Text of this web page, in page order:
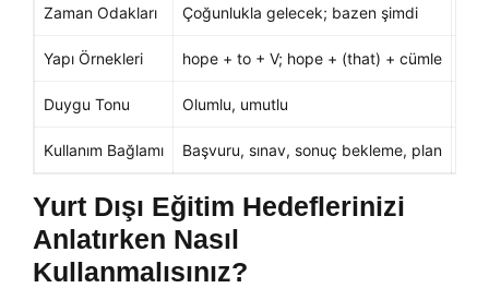
Zaman Odakları Çoğunlukla gelecek; bazen şimdi
Yapı Örnekleri hope + to + V; hope + (that) + cümle
Duygu Tonu Olumlu, umutlu
Kullanım Bağlamı Başvuru, sınav, sonuç bekleme, plan
Yurt Dışı Eğitim Hedeflerinizi
Anlatırken Nasıl
Kullanmalısınız?